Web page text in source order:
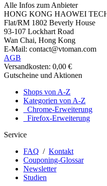
Alle Infos zum Anbieter
HONG KONG HAOWEI
Flat/RM 1802 Beverly House
93-107 Lockhart Road
Wan Chai, Hong Kong
E-Mail: contact@vtoman.com
AGB
Versandkosten: 0,00 €
Gutscheine und Aktionen
Shops von A-Z
Kategorien von A-Z
Chrome-Erweiterung
Firefox-Erweiterung
Service
FAQ / Kontakt
Couponing-Glossar
Newsletter
Studien